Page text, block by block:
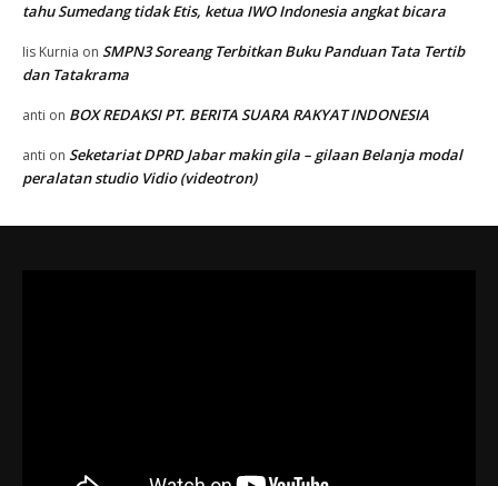
tahu Sumedang tidak Etis, ketua IWO Indonesia angkat bicara
Iis Kurnia on SMPN3 Soreang Terbitkan Buku Panduan Tata Tertib
dan Tatakrama
anti on BOX REDAKSI PT. BERITA SUARA RAKYAT INDONESIA
anti on Seketariat DPRD Jabar makin gila – gilaan Belanja modal
peralatan studio Vidio (videotron)